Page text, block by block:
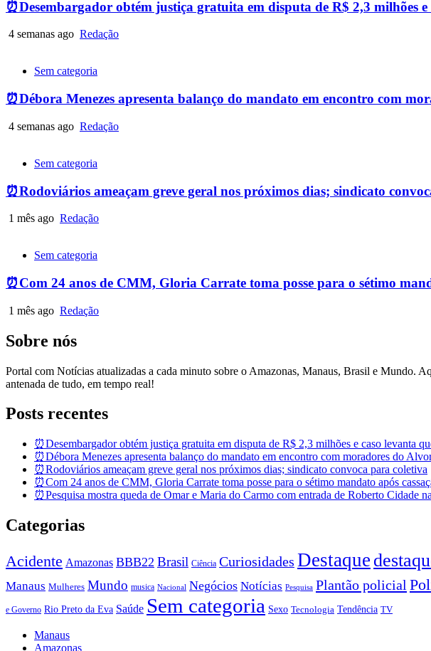
⏰Desembargador obtém justiça gratuita em disputa de R$ 2,3 milhões
4 semanas ago Redação
Sem categoria
⏰Débora Menezes apresenta balanço do mandato em encontro com
4 semanas ago Redação
Sem categoria
⏰Rodoviários ameaçam greve geral nos próximos dias; sindicato
1 mês ago Redação
Sem categoria
⏰Com 24 anos de CMM, Gloria Carrate toma posse para o sétimo
1 mês ago Redação
Sobre nós
Portal com Notícias atualizadas a cada minuto sobre o Amazonas, Manaus, Brasil e Mundo.
antenada de tudo, em tempo real!
Posts recentes
⏰Desembargador obtém justiça gratuita em disputa de R$ 2,3 milhões e caso levanta
⏰Débora Menezes apresenta balanço do mandato em encontro com moradores do
⏰Rodoviários ameaçam greve geral nos próximos dias; sindicato convoca para coletiva
⏰Com 24 anos de CMM, Gloria Carrate toma posse para o sétimo mandato após
⏰Pesquisa mostra queda de Omar e Maria do Carmo com entrada de Roberto Cidade
Categorias
Acidente Amazonas BBB22 Brasil Ciência Curiosidades Destaque
Manaus Mulheres Mundo musica Nacional Negócios Notícias Pesquisa Plantão policial
e Governo Rio Preto da Eva Saúde Sem categoria Sexo Tecnologia Tendência TV
Manaus
Amazonas